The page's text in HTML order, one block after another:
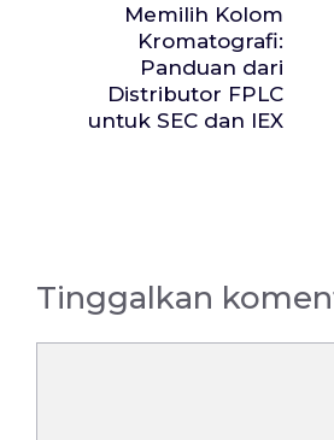
Memilih Kolom
Kromatografi:
Panduan dari
Distributor FPLC
untuk SEC dan IEX
Tinggalkan